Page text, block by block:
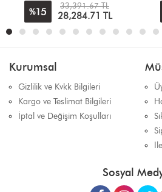
%15
33,391.67 TL
28,284.71 TL
Kurumsal
Gizlilik ve Kvkk Bilgileri
Kargo ve Teslimat Bilgileri
İptal ve Değişim Koşulları
Sosyal